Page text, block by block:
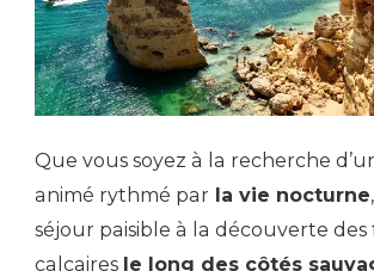
Que vous soyez à la recherche
animé rythmé par la vie nocturne
séjour paisible à la découverte des
calcaires le long des côtés